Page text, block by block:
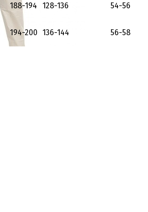
188-194 128-136 54-56
194-200 136-144 56-58